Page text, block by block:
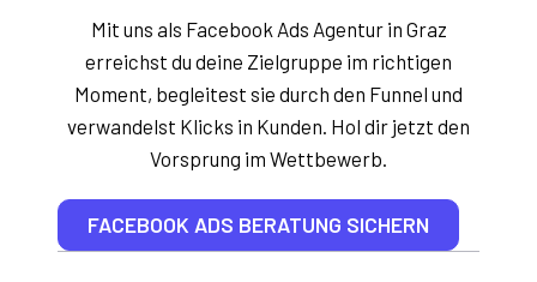
Mit uns als Facebook Ads Agentur in Graz
erreichst du deine Zielgruppe im richtigen
Moment, begleitest sie durch den Funnel und
verwandelst Klicks in Kunden. Hol dir jetzt den
Vorsprung im Wettbewerb.
FACEBOOK ADS BERATUNG SICHERN